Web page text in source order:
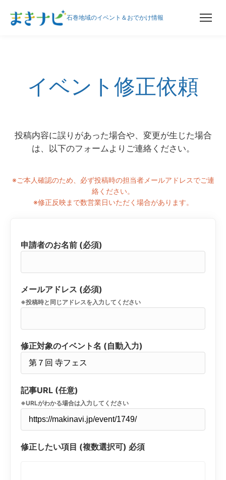
石巻地域のイベント＆おでかけ情報
イベント修正依頼
投稿内容に誤りがあった場合や、変更が生じた場合
は、以下のフォームよりご連絡ください。
※ご本人確認のため、必ず投稿時の担当者メールアドレスでご連
絡ください。
※修正反映まで数営業日いただく場合があります。
申請者のお名前 (必須)
メールアドレス (必須)
※投稿時と同じアドレスを入力してください
修正対象のイベント名 (自動入力)
記事URL (任意)
※URLがわかる場合は入力してください
修正したい項目 (複数選択可) 必須